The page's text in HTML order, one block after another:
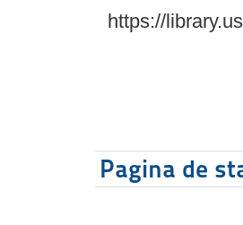
https://
Pagina de